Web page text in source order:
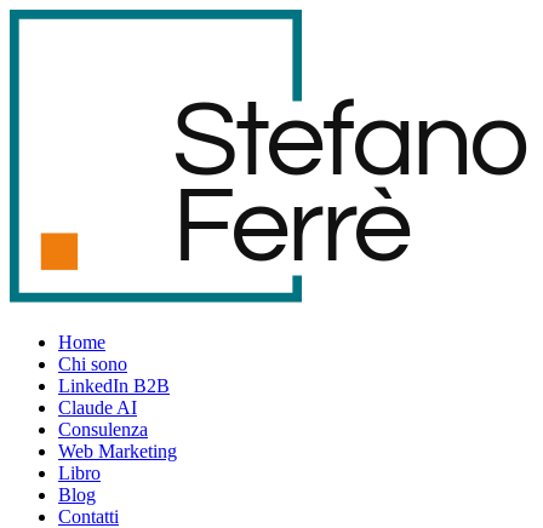
Stefano
Ferrè
Home
Chi sono
LinkedIn B2B
Claude AI
Consulenza
Web Marketing
Libro
Blog
Contatti